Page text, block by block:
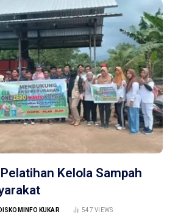
Kelola Sampah
DISKOMINFO KUKAR 547VIEWS